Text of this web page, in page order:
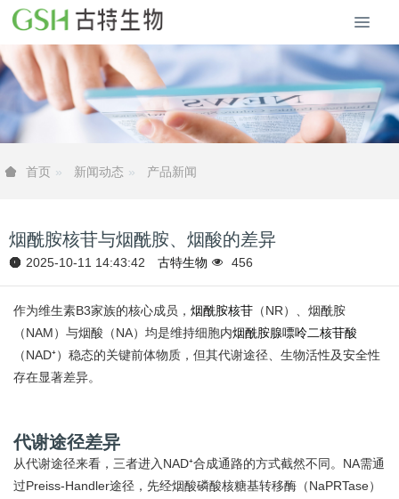
首页 新闻动态 产品新闻
烟酰胺核苷与烟酰胺、烟酸的差异
2025-10-11 14:43:42 古特生物 456
作为维生素B3家族的核心成员， 烟酰胺核苷 （NR）、烟酰胺
（NAM）与烟酸（NA）均是维持细胞内烟酰胺腺嘌呤二核苷酸
（NAD⁺）稳态的关键前体物质，但其代谢途径、生物活性及安全性
存在显著差异。
代谢途径差异
从代谢途径来看，三者进入NAD⁺合成通路的方式截然不同。NA需通
过Preiss-Handler途径，先经烟酸磷酸核糖基转移酶（NaPRTase）